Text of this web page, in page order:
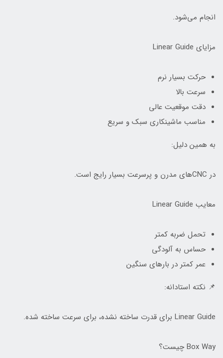
انجام می‌شود.
مزایای Linear Guide
حرکت بسیار نرم
سرعت بالا
دقت موقعیت عالی
مناسب ماشینکاری سبک و سریع
به همین دلیل:
در CNCهای مدرن و پرسرعت بسیار رایج است.
معایب Linear Guide
تحمل ضربه کمتر
حساس به آلودگی
عمر کمتر در بارهای سنگین
📌 نکته استادانه:
Linear Guide برای قدرت ساخته نشده، برای سرعت ساخته شده.
Box Way چیست؟